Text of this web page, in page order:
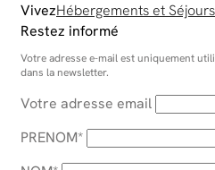
VivezHébergements et Séjours
Restez informé
Votre adresse e-mail est uniquement
dans la newsletter.
Votre adresse email
PRENOM*